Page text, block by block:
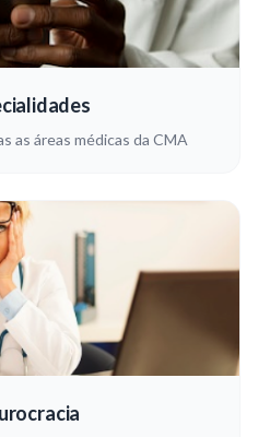
as áreas médicas da CMA